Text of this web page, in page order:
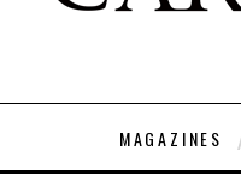
MAGAZINES